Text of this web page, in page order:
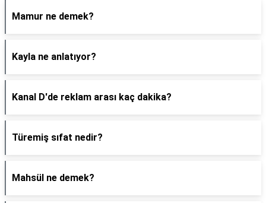
Mamur ne demek?
Kayla ne anlatıyor?
Kanal D'de reklam arası kaç dakika?
Türemiş sıfat nedir?
Mahsül ne demek?